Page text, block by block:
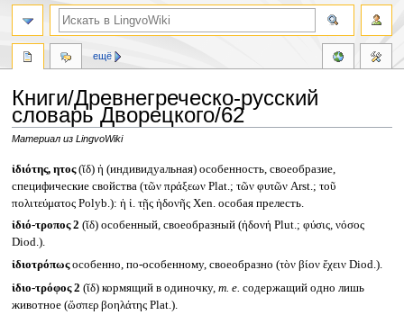
Книги/Древнегреческо-русский
словарь Дворецкого/62
Материал из LingvoWiki
Перейти
к
навигации
Перейти
к
поиску
ἰδιότης, ητος(ῐδ) ἡ (индивидуальная) особенность, своеобразие,
специфические свойства (τῶν πράξεων Plat.; τῶν φυτῶν Arst.; τοῦ
πολιτεύματος Polyb.): ἡ ἰ. τῇς ἡδονῆς Xen. особая прелесть.
ἰδιό-τροπος 2 (ῐδ) особенный, своеобразный (ἡδονή Plut.; φύσις, νόσος
Diod.).
ἰδιοτρόπωςособенно, по-особенному, своеобразно (τὸν βίον ἔχειν Diod.).
ἰδιο-τρόφος 2 (ῐδ) кормящий в одиночку, т. е. содержащий одно лишь
животное (ὥσπερ βοηλάτης Plat.).
ещё